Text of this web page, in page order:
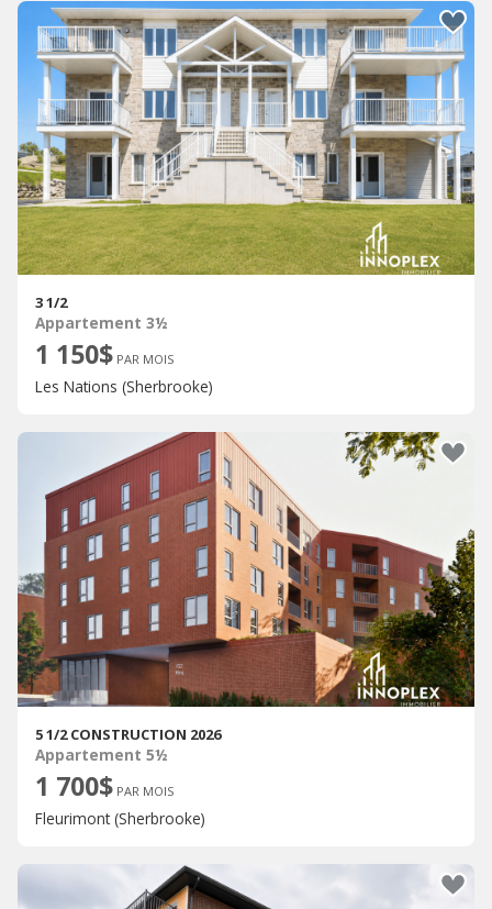
3 1/2
Appartement 3½
1 150$ PAR MOIS
Les Nations (Sherbrooke)
5 1/2 CONSTRUCTION 2026
Appartement 5½
1 700$ PAR MOIS
Fleurimont (Sherbrooke)